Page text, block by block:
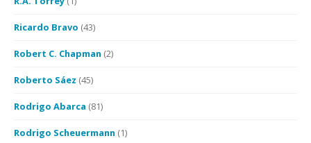
Ricardo Bravo (43)
Robert C. Chapman (2)
Roberto Sáez (45)
Rodrigo Abarca (81)
Rodrigo Scheuermann (1)